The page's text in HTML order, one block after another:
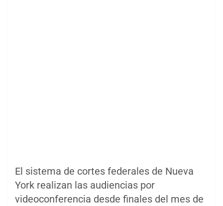
El sistema de cortes federales de Nueva
York realizan las audiencias por
videoconferencia desde finales del mes de